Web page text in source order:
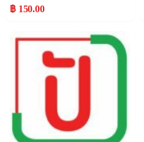
฿ 150.00
Popular